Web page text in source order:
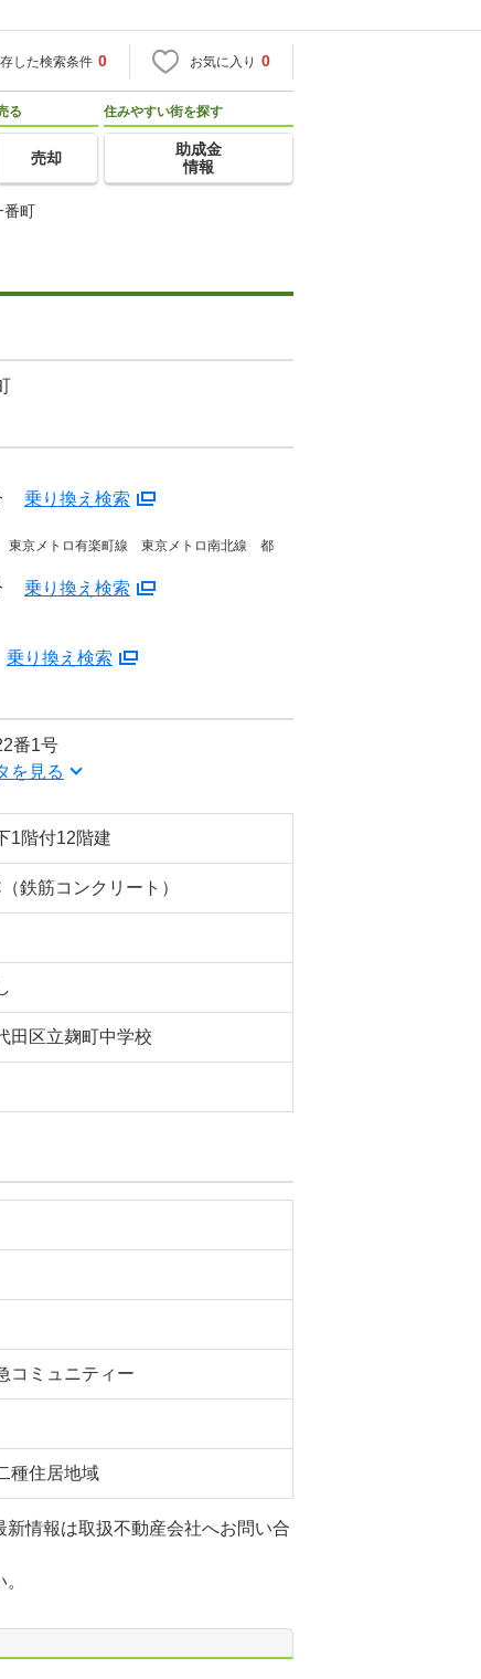
した検索条件 0 お気に入り 0
る
売却
住みやすい街を探す
助成金
情報
番町
乗り換え検索
京メトロ有楽町線 東京メトロ南北線 都
乗り換え検索
乗り換え検索
番1号
を見る
1階付12階建
鉄筋コンクリート）
田区立麹町中学校
コミュニティー
種住居地域
情報は取扱不動産会社へお問い合